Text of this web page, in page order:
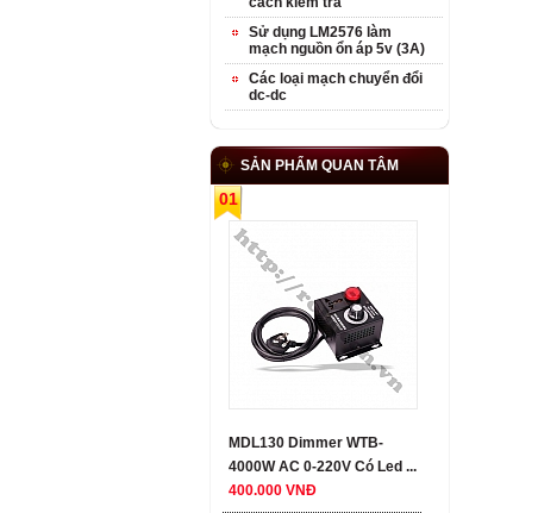
Sử dụng LM2576 làm
mạch nguồn ổn áp 5v (3A)
Các loại mạch chuyển đổi
dc-dc
SẢN PHẨM QUAN TÂM
01
MDL130 Dimmer WTB-
4000W AC 0-220V Có Led ...
400.000 VNĐ